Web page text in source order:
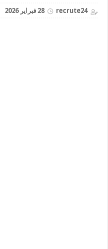
recrute24 28 فبراير 2026